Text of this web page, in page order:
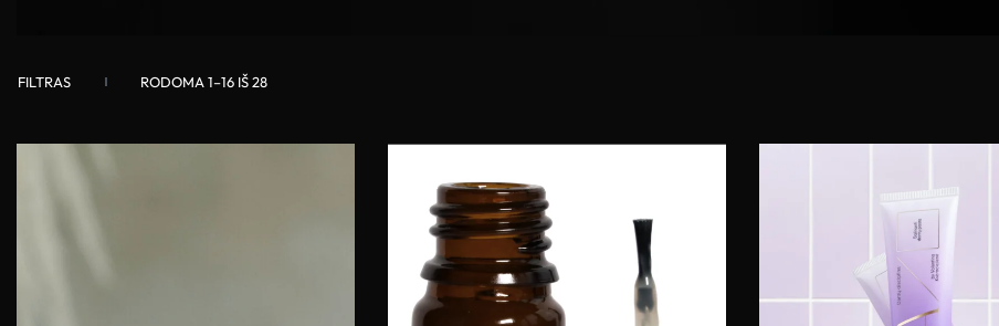
RODOMA 1–16 IŠ 28
FILTRAS